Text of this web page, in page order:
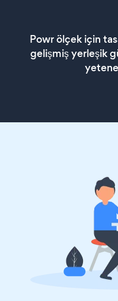
Powr ölçek için
gelişmiş yerleşik